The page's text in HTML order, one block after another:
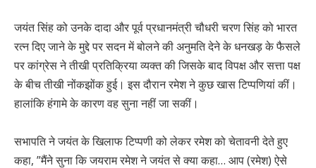
जयंत सिंह को उनके दादा और पूर्व प्रधानमंत्री चौधरी चरण सिंह को भारत
रत्न दिए जाने के मुद्दे पर सदन में बोलने की अनुमति देने के धनखड़ के फैसले
पर कांग्रेस ने तीखी प्रतिक्रिया व्यक्त की जिसके बाद विपक्ष और सत्ता पक्ष
के बीच तीखी नोंकझोंक हुई। इस दौरान रमेश ने कुछ खास टिप्पणियां कीं।
हालांकि हंगामे के कारण वह सुना नहीं जा सकीं।
सभापति ने जयंत के खिलाफ टिप्पणी को लेकर रमेश को चेतावनी देते हुए
कहा, ”मैंने सुना कि जयराम रमेश ने जयंत से क्या कहा… आप (रमेश) ऐसे